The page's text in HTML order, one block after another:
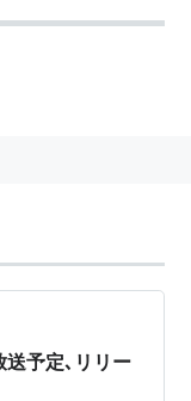
予定､リリー